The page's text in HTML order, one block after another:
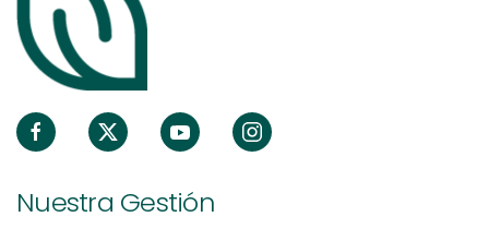
Nuestra Gestión